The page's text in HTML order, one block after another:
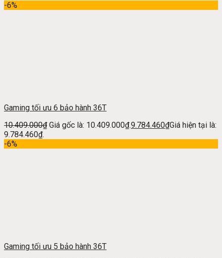
-6%
Gaming tối ưu 6 bảo hành 36T
10.409.000₫ Giá gốc là: 10.409.000₫.9.784.460₫Giá hiện tại là:
9.784.460₫.
-6%
Gaming tối ưu 5 bảo hành 36T